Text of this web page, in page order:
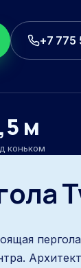
+7 775
м
коньком